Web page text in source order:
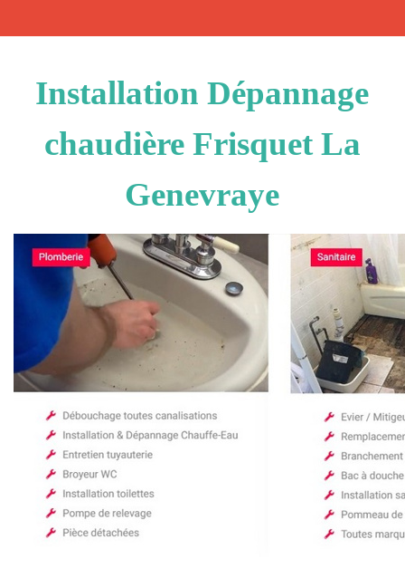
Installation Dépannage
chaudière Frisquet La
Genevraye